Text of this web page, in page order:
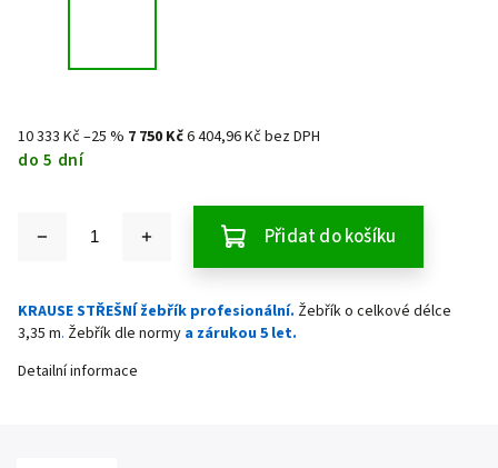
10 333 Kč–25 % 7 750 Kč6 404,96 Kč bez DPH
do 5 dní
Přidat do košíku
KRAUSE STŘEŠNÍ žebřík profesionální. Žebřík o celkové délce
3,35 m. Žebřík dle normy a zárukou 5 let.
Detailní informace